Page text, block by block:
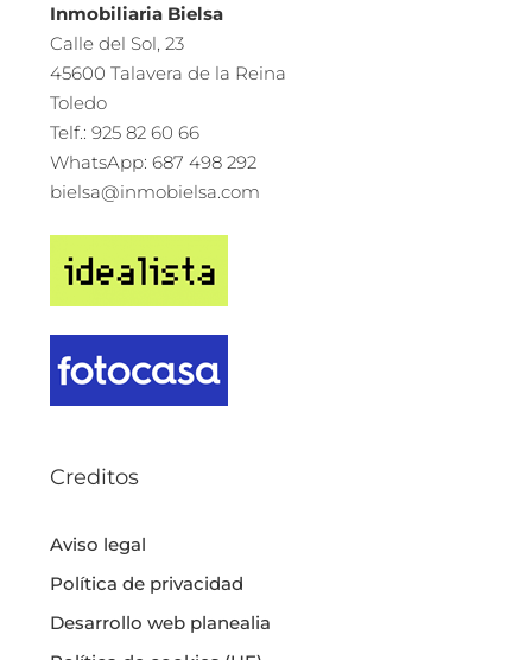
Inmobiliaria Bielsa
Calle del Sol, 23
45600 Talavera de la Reina
Toledo
Telf.: 925 82 60 66
WhatsApp: 687 498 292
bielsa@inmobielsa.com
Creditos
Aviso legal
Política de privacidad
Desarrollo web planealia